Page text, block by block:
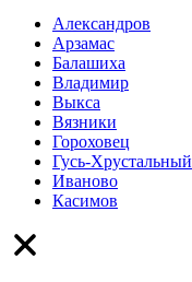
Александров
Арзамас
Балашиха
Владимир
Выкса
Вязники
Гороховец
Гусь-Хрустальный
Иваново
Касимов